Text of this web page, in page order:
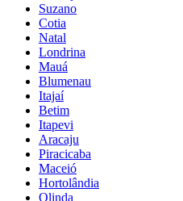
Suzano
Cotia
Natal
Londrina
Mauá
Blumenau
Itajaí
Betim
Itapevi
Aracaju
Piracicaba
Maceió
Hortolândia
Olinda